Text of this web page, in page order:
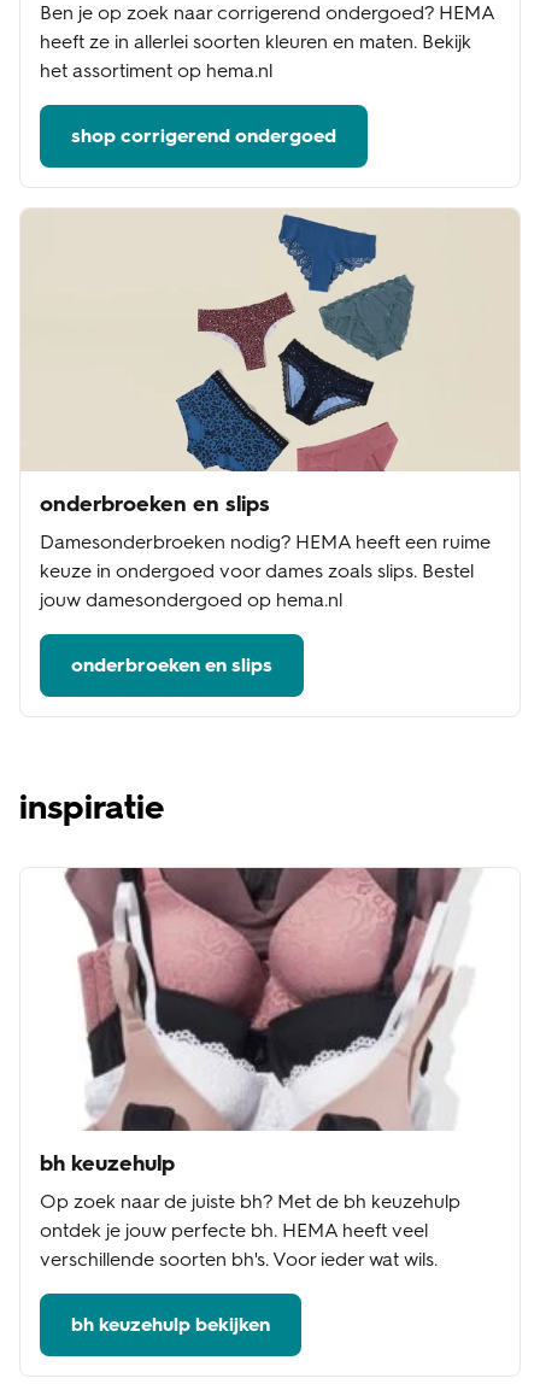
Ben je op zoek naar corrigerend ondergoed? HEMA
heeft ze in allerlei soorten kleuren en maten. Bekijk
het assortiment op hema.nl
shop corrigerend ondergoed
onderbroeken en slips
Damesonderbroeken nodig? HEMA heeft een ruime
keuze in ondergoed voor dames zoals slips. Bestel
jouw damesondergoed op hema.nl
onderbroeken en slips
inspiratie
bh keuzehulp
Op zoek naar de juiste bh? Met de bh keuzehulp
ontdek je jouw perfecte bh. HEMA heeft veel
verschillende soorten bh's. Voor ieder wat wils.
bh keuzehulp bekijken